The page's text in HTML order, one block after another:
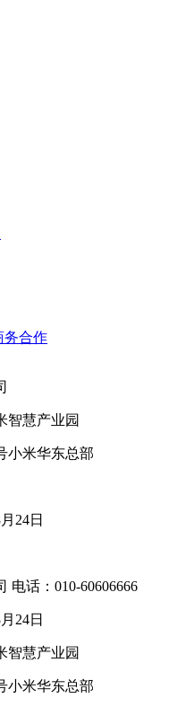
务合作
智慧产业园
小米华东总部
24日
电话：010-60606666
24日
智慧产业园
小米华东总部